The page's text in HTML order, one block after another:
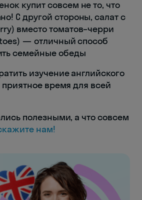
купит совсем не то, что
С другой стороны, салат с
вместо томатов–черри
— отличный способ
семейные обеды
изучение английского
время для всей
полезными, а что совсем
нам!